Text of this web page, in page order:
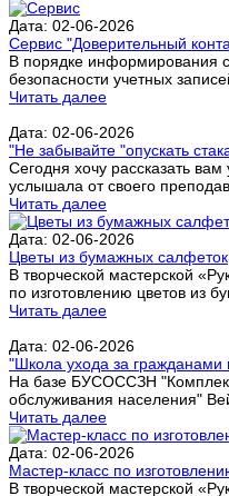
Дата: 02-06-2026
Сервис "Доверительный
В порядке информирования
безопасности учетных
Читать далее
Дата: 02-06-2026
"Не забывайте "опускать
Сегодня хочу рассказать
услышала от своего
Читать далее
Дата: 02-06-2026
Цветы из бумажных салфеток
В творческой мастерской
по изготовлению цветов из
Читать далее
Дата: 02-06-2026
"Школа ухода за гражданами
На базе БУСОССЗН
обслуживания населения"
Читать далее
Дата: 02-06-2026
Мастер-класс по
В творческой мастерской